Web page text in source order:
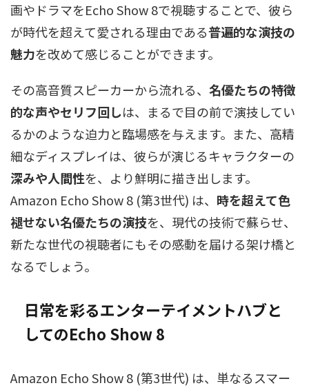
画やドラマをEcho Show 8で視聴することで、彼ら
が時代を超えて愛される理由である普遍的な演技の
魅力を改めて感じることができます。
その高音質スピーカーから流れる、 名優たちの特徴
的な声やセリフ回しは、まるで目の前で演技してい
るかのような迫力と臨場感を与えます。また、高精
細なディスプレイは、彼らが演じるキャラクターの
深みや人間性を、より鮮明に描き出します。
Amazon Echo Show 8 (第3世代) は、 時を超えて色
褪せない名優たちの演技を、現代の技術で蘇らせ、
新たな世代の視聴者にもその感動を届ける架け橋と
なるでしょう。
日常を彩るエンターテイメントハブと
してのEcho Show 8
Amazon Echo Show 8 (第3世代) は、単なるスマー